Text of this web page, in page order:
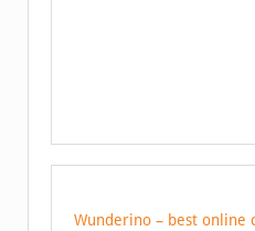
Wunderino – best online